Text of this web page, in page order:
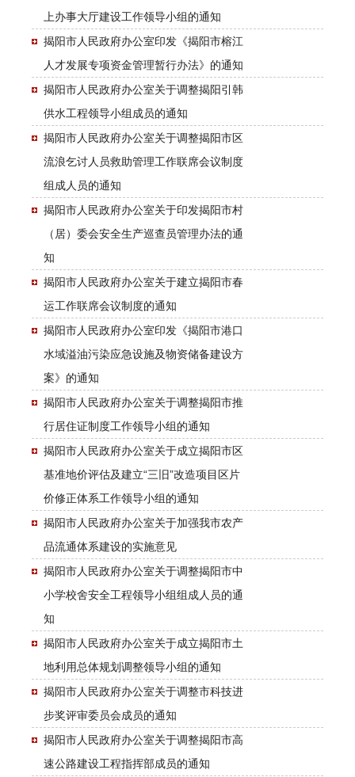
上办事大厅建设工作领导小组的通知
揭阳市人民政府办公室印发《揭阳市榕江
人才发展专项资金管理暂行办法》的通知
揭阳市人民政府办公室关于调整揭阳引韩
供水工程领导小组成员的通知
揭阳市人民政府办公室关于调整揭阳市区
流浪乞讨人员救助管理工作联席会议制度
组成人员的通知
揭阳市人民政府办公室关于印发揭阳市村
（居）委会安全生产巡查员管理办法的通
知
揭阳市人民政府办公室关于建立揭阳市春
运工作联席会议制度的通知
揭阳市人民政府办公室印发《揭阳市港口
水域溢油污染应急设施及物资储备建设方
案》的通知
揭阳市人民政府办公室关于调整揭阳市推
行居住证制度工作领导小组的通知
揭阳市人民政府办公室关于成立揭阳市区
基准地价评估及建立“三旧”改造项目区片
价修正体系工作领导小组的通知
揭阳市人民政府办公室关于加强我市农产
品流通体系建设的实施意见
揭阳市人民政府办公室关于调整揭阳市中
小学校舍安全工程领导小组组成人员的通
知
揭阳市人民政府办公室关于成立揭阳市土
地利用总体规划调整领导小组的通知
揭阳市人民政府办公室关于调整市科技进
步奖评审委员会成员的通知
揭阳市人民政府办公室关于调整揭阳市高
速公路建设工程指挥部成员的通知